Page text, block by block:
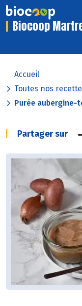
Biocoop
Accueil
Toutes nos
Purée aubergine-
Partager sur